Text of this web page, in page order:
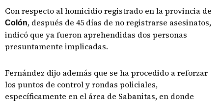
Con respecto al homicidio registrado en la provincia de
Colón, después de 45 días de no registrarse asesinatos,
indicó que ya fueron aprehendidas dos personas
presuntamente implicadas.
Fernández dijo además que se ha procedido a reforzar
los puntos de control y rondas policiales,
específicamente en el área de Sabanitas, en donde